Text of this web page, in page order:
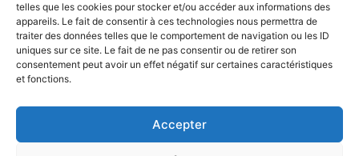
telles que les cookies pour stocker et/ou accéder aux informations des
appareils. Le fait de consentir à ces technologies nous permettra de
traiter des données telles que le comportement de navigation ou les ID
uniques sur ce site. Le fait de ne pas consentir ou de retirer son
consentement peut avoir un effet négatif sur certaines caractéristiques
et fonctions.
Accepter
Contact
Soutenez Contrepoints